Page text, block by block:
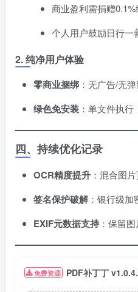
商业盈利需捐赠
个人用户鼓励日行一
2. 纯净用户体验
零商业捆绑 ：无广告/无
绿色免安装 ：单文件执行
四、持续优化记录
OCR精度提升 ：混合图
签名保护破解：银行级加
EXIF元数据支持：保留
免费资源 PDF补丁丁